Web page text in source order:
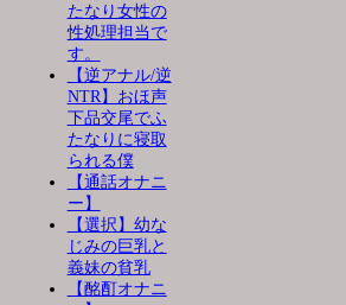
たなり女性の
性処理担当で
す。
【逆アナル/逆
NTR】おほ声
下品交尾でふ
たなりに寝取
られる僕
【通話オナニ
ー】
【選択】幼な
じみの巨乳と
義妹の貧乳
【酩酊オナニ